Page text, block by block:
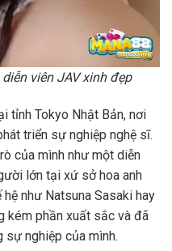
viên JAV xinh đẹp
tỉnh Tokyo Nhật Bản, nơi
triển sự nghiệp nghệ sĩ.
của mình như một diễn
lớn tại xứ sở hoa anh
như Natsuna Sasaki hay
kém phần xuất sắc và đã
sự nghiệp của mình.